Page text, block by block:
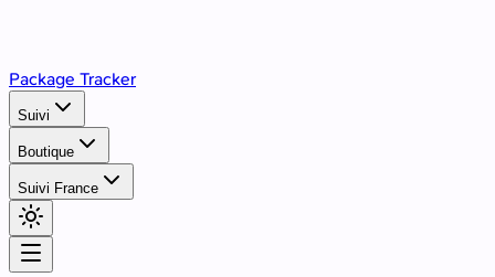
Package Tracker
Suivi
Boutique
Suivi France